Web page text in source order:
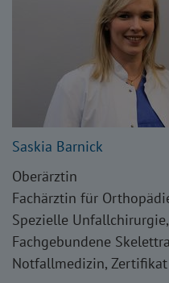
Saskia Barnick
Oberärztin
Fachärztin für
Spezielle
Fachgebundene
Notfallmedizin,